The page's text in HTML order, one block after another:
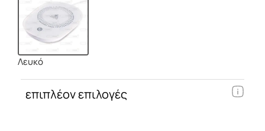
Λευκό
επιπλέον επιλογές